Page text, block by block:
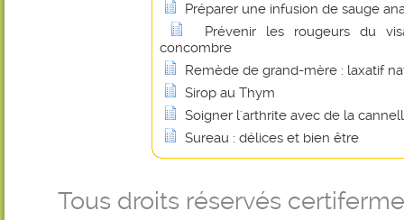
Préparer une infusion de sauge
Prévenir les rougeurs du
concombre
Remède de grand-mère : laxatif
Sirop au Thym
Soigner l'arthrite avec de la
Sureau : délices et bien être
Tous droits réservés